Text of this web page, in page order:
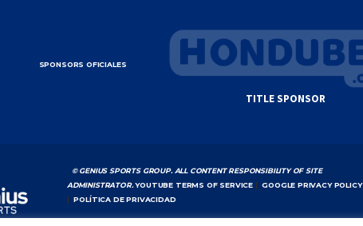
SPONSORS OFICIALES
TITLE SPONSOR
© GENIUS SPORTS GROUP. ALL CONTENT RESPONSIBILITY OF SITE
ADMINISTRATOR. YOUTUBE TERMS OF SERVICE |GOOGLE PRIVACY POLICY
|POLÍTICA DE PRIVACIDAD